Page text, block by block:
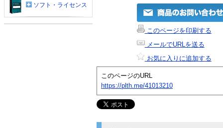
このページを印刷する
メールでURLを送る
お気に入りに追加する
このページのURL
https://plth.me/41013210
ソフト・ライセンス